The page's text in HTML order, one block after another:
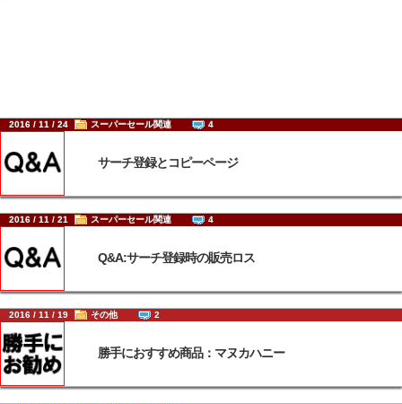
2016 / 11 / 24 スーパーセール関連 4
サーチ登録とコピーページ
2016 / 11 / 21 スーパーセール関連 4
Q&A:サーチ登録時の販売ロス
2016 / 11 / 19 その他 2
勝手におすすめ商品：マヌカハニー